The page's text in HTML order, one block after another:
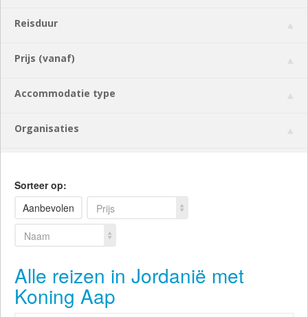
Reisduur
Prijs (vanaf)
Accommodatie type
Organisaties
Sorteer op:
Aanbevolen
Prijs
Naam
Alle reizen in Jordanië met
Koning Aap